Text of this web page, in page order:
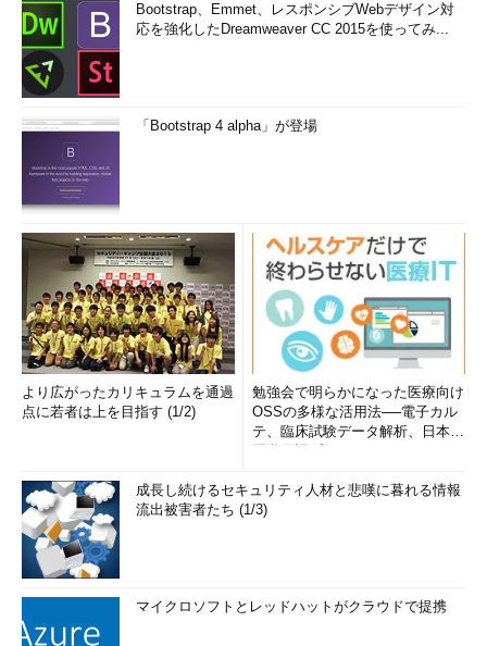
Bootstrap、Emmet、レスポンシブWebデザイン対
応を強化したDreamweaver CC 2015を使ってみ...
「Bootstrap 4 alpha」が登場
より広がったカリキュラムを通過
点に若者は上を目指す (1/2)
勉強会で明らかになった医療向け
OSSの多様な活用法──電子カル
テ、臨床試験データ解析、日本語
成長し続けるセキュリティ人材と悲嘆に暮れる情報
流出被害者たち (1/3)
マイクロソフトとレッドハットがクラウドで提携